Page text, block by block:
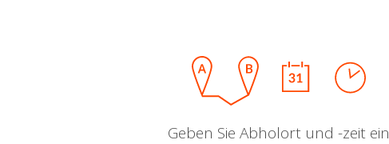
Geben Sie Abholort und -zeit ein